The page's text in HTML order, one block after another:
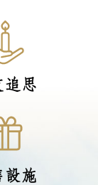
追思
設施